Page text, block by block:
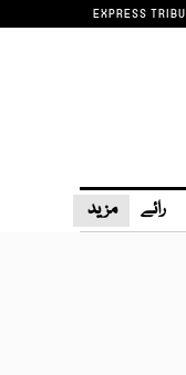
EXPRESS
رائے مزید